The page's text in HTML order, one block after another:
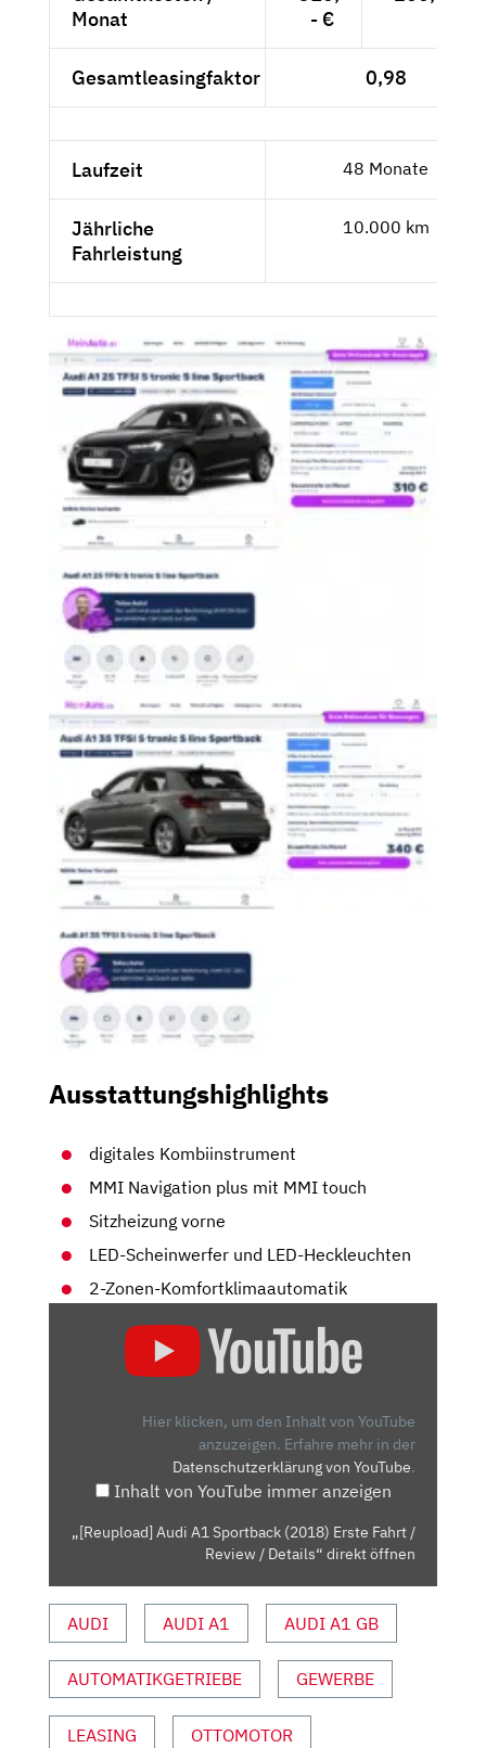
Monat
- €
Gesamtleasingfaktor 0,98
Laufzeit 48 Monate
Jährliche
Fahrleistung
10.000 km
Ausstattungshighlights
digitales Kombiinstrument
MMI Navigation plus mit MMI touch
Sitzheizung vorne
LED-Scheinwerfer und LED-Heckleuchten
2-Zonen-Komfortklimaautomatik
REVIEW
VON
YOUTUBE
Hier klicken, um den Inhalt von YouTube
anzuzeigen. Erfahre mehr in der
Datenschutzerklärung von YouTube.
Inhalt von YouTube immer anzeigen
„[Reupload] Audi A1 Sportback (2018) Erste Fahrt /
Review / Details“ direkt öffnen
AUDI AUDI A1 AUDI A1 GB
AUTOMATIKGETRIEBE GEWERBE
LEASING OTTOMOTOR